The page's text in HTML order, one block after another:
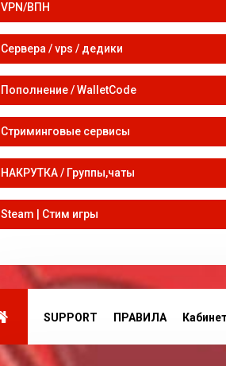
VPN/ВПН
Сервера / vps / дедики
Пополнение / WalletCode
Стриминговые сервисы
НАКРУТКА / Группы,чаты
Steam | Стим игры
SUPPORT ПРАВИЛА